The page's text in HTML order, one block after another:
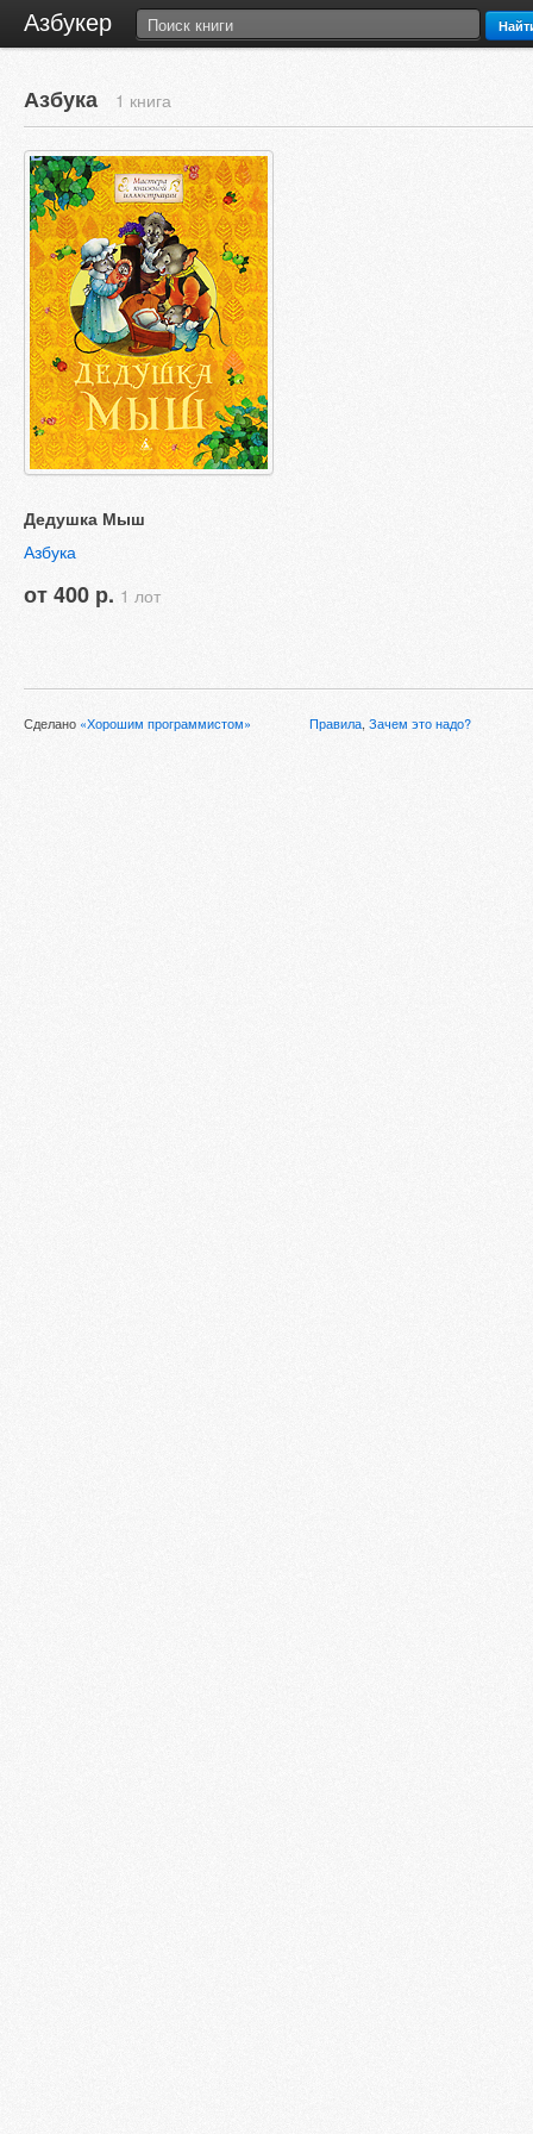
Азбукер
Азбука 1 книга
Дедушка Мыш
Азбука
от 400 р. 1 лот
Сделано «Хорошим программистом» Правила, Зачем это надо?